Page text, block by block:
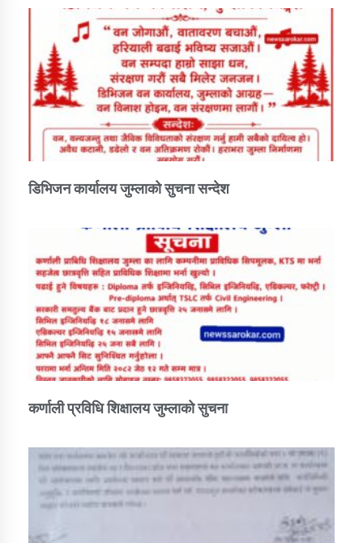
कर्णाली प्राविधि शिक्षालय जुम्लाको सुचना
तातोपानी गाउँपालिका जुम्लाको महिला तथा लैङ्गिक हिंसा
सम्बन्धी सूचना सन्देश
तातोपानी गाउँपालिका जुम्लाको महिनावारी सम्बन्धिकाे
सन्देश
तातोपानी गाउँपालिका जुम्लाको बालविवाह सन्देश
तातोपानी गाउँपालिका जुम्लाको सूचना
डिभिजन कार्यालय जुम्लाको सुचना सन्देश
कर्णाली प्रविधि शिक्षालय जुम्लाको सुचना